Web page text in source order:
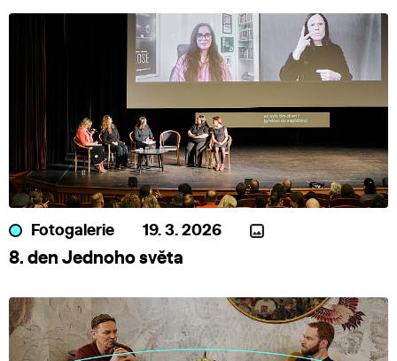
Fotogalerie 19. 3. 2026
8. den Jednoho světa